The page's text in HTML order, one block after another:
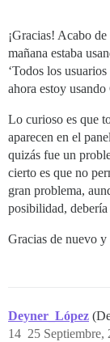
¡Gracias! Acabo
mañana estaba
‘Todos los
ahora estoy
Lo curioso es que
aparecen en el
quizás fue un
cierto es que no
gran problema,
posibilidad, debería
Gracias de nuevo y
Deyner_López
25 Septiembre,
14